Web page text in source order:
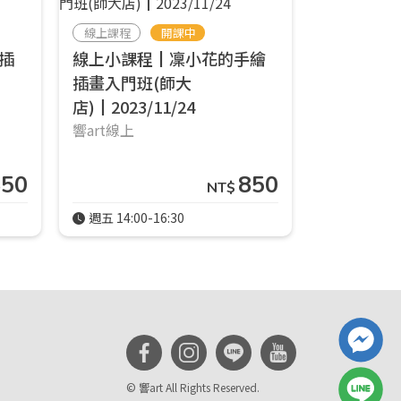
線上課程 開課中
線上小課程┃凜小花的手繪
插畫入門班(師大
店)┃2023/11/24
響art線上
NT$ 850
週五 14:00-16:30
© 響art All Rights Reserved.